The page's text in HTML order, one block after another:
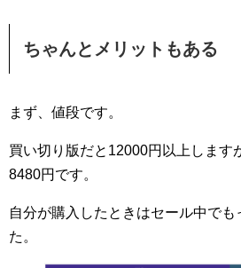
ちゃんとメリットもある
まず、値段です。
買い切り版だと12000円以上します
8480円です。
自分が購入したときはセール中でも
た。